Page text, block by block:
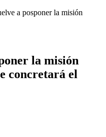
a posponer la misión
la misión
concretará el